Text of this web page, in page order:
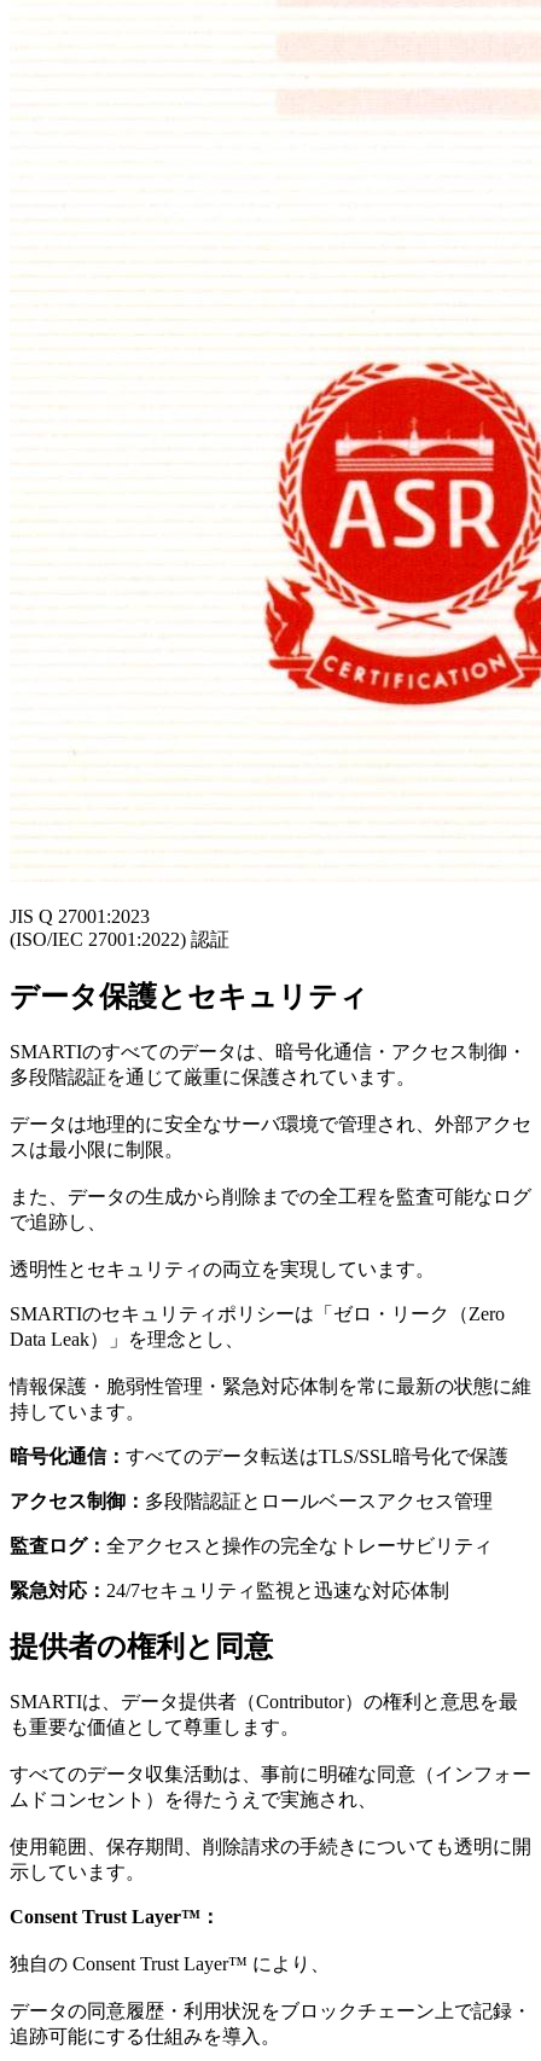
JIS Q 27001:2023
(ISO/IEC 27001:2022) 認証
データ保護とセキュリティ
SMARTIのすべてのデータは、暗号化通信・アクセス制御・
多段階認証を通じて厳重に保護されています。
データは地理的に安全なサーバ環境で管理され、外部アクセ
スは最小限に制限。
また、データの生成から削除までの全工程を監査可能なログ
で追跡し、
透明性とセキュリティの両立を実現しています。
SMARTIのセキュリティポリシーは「ゼロ・リーク（Zero
Data Leak）」を理念とし、
情報保護・脆弱性管理・緊急対応体制を常に最新の状態に維
持しています。
暗号化通信： すべてのデータ転送はTLS/SSL暗号化で保護
アクセス制御： 多段階認証とロールベースアクセス管理
監査ログ： 全アクセスと操作の完全なトレーサビリティ
緊急対応： 24/7セキュリティ監視と迅速な対応体制
提供者の権利と同意
SMARTIは、データ提供者（Contributor）の権利と意思を最
も重要な価値として尊重します。
すべてのデータ収集活動は、事前に明確な同意（インフォー
ムドコンセント）を得たうえで実施され、
使用範囲、保存期間、削除請求の手続きについても透明に開
示しています。
Consent Trust Layer™：
独自の Consent Trust Layer™ により、
データの同意履歴・利用状況をブロックチェーン上で記録・
追跡可能にする仕組みを導入。